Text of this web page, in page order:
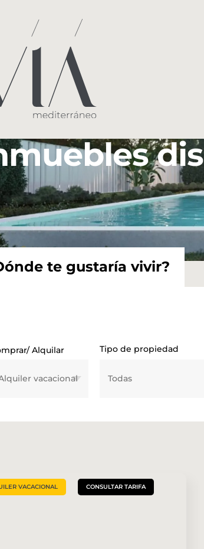
te gustaría vivir?
Alquilar Tipo de propiedad
VACACIONAL CONSULTAR TARIFA